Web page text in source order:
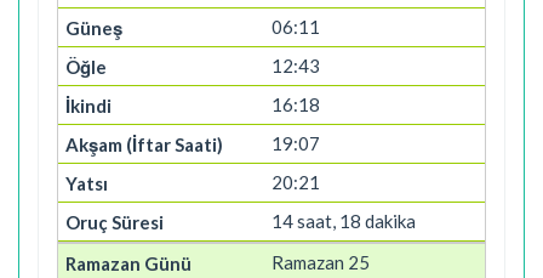
06:11
12:43
16:18
19:07
20:21
14 saat, 18 dakika
Ramazan 25